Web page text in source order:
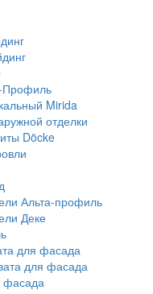
Профиль
Mirida
отделки
Döcke
Альта-профиль
Деке
для фасада
для фасада
фасада